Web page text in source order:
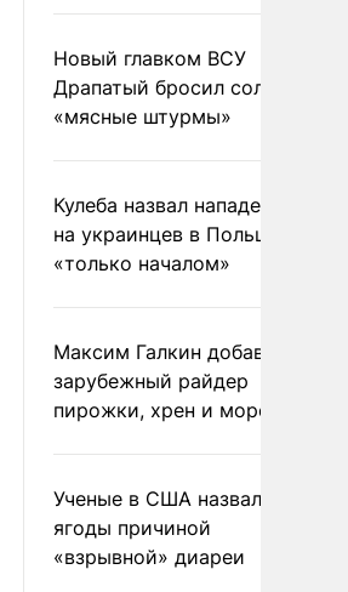
Новый главком ВСУ
Драпатый бросил солдат в
«мясные штурмы»
Кулеба назвал нападения
на украинцев в Польше
«только началом»
Максим Галкин добавил в
зарубежный райдер
пирожки, хрен и морс
Ученые в США назвали две
ягоды причиной
«взрывной» диареи